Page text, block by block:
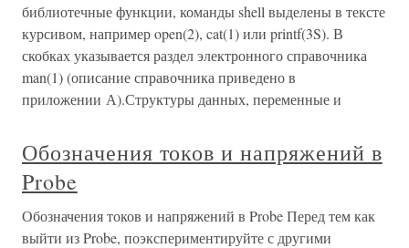
библиотечные функции, команды shell выделены в тексте
курсивом, например open(2), cat(1) или printf(3S). В
скобках указывается раздел электронного справочника
man(1) (описание справочника приведено в
приложении А).Структуры данных, переменные и
Обозначения токов и напряжений в
Probe
Обозначения токов и напряжений в Probe Перед тем как
выйти из Probe, поэкспериментируйте с другими